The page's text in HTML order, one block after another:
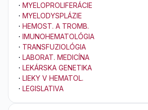
· MYELOPROLIFERÁCIE
· MYELODYSPLÁZIE
· HEMOST. A TROMB.
· IMUNOHEMATOLÓGIA
· TRANSFUZIOLÓGIA
· LABORAT. MEDICÍNA
· LEKÁRSKA GENETIKA
· LIEKY V HEMATOL.
· LEGISLATIVA